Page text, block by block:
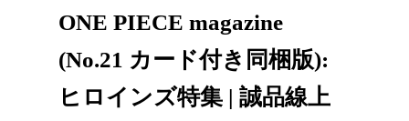
ONE PIECE magazine
(No.21 カード付き同梱版):
ヒロインズ特集 | 誠品線上